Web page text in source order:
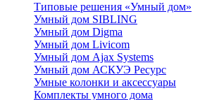
Типовые решения «Умный дом»
Умный дом SIBLING
Умный дом Digma
Умный дом Livicom
Умный дом Ajax Systems
Умный дом АСКУЭ Ресурс
Умные колонки и аксессуары
Комплекты умного дома